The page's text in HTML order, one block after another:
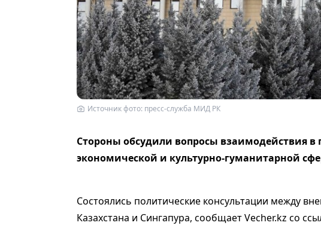
Источник фото: пресс-служба МИД РК
Стороны обсудили вопросы взаимодействия в
экономической и культурно-гуманитарной
Состоялись политические консультации между
Казахстана и Сингапура, сообщает Vecher.kz со